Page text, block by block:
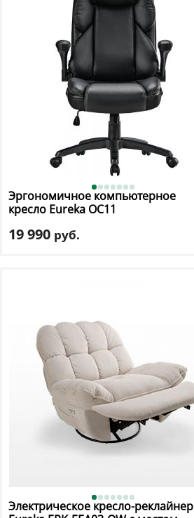
БЕСПЛАТНО, 2-3 дня
Эргономичное компьютерное
кресло Eureka OC11
19 990 руб.
Доставка:БЕСПЛАТНО, 2-3 дня
Электрическое кресло-реклайнер